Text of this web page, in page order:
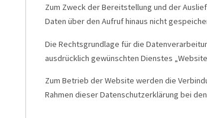
Zum Zweck der Bereitstellung und der
Daten über den Aufruf hinaus nicht
Die Rechtsgrundlage für die
ausdrücklich gewünschten Dienstes
Zum Betrieb der Website werden die
Rahmen dieser Datenschutzerklärung bei